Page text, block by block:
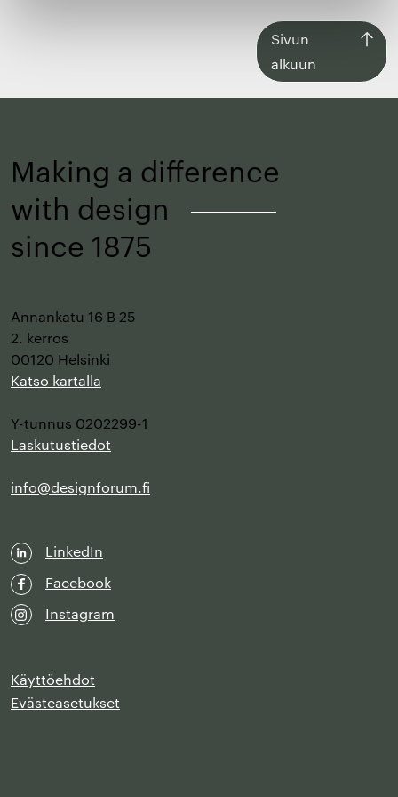
Sivun
alkuun
sivun
Making a difference
with design
since 1875
Annankatu 16 B 25
2. kerros
00120 Helsinki
Katso kartalla
Y-tunnus 0202299-1
Laskutustiedot
info@designforum.fi
LinkedIn
Facebook
Instagram
Käyttöehdot
Evästeasetukset